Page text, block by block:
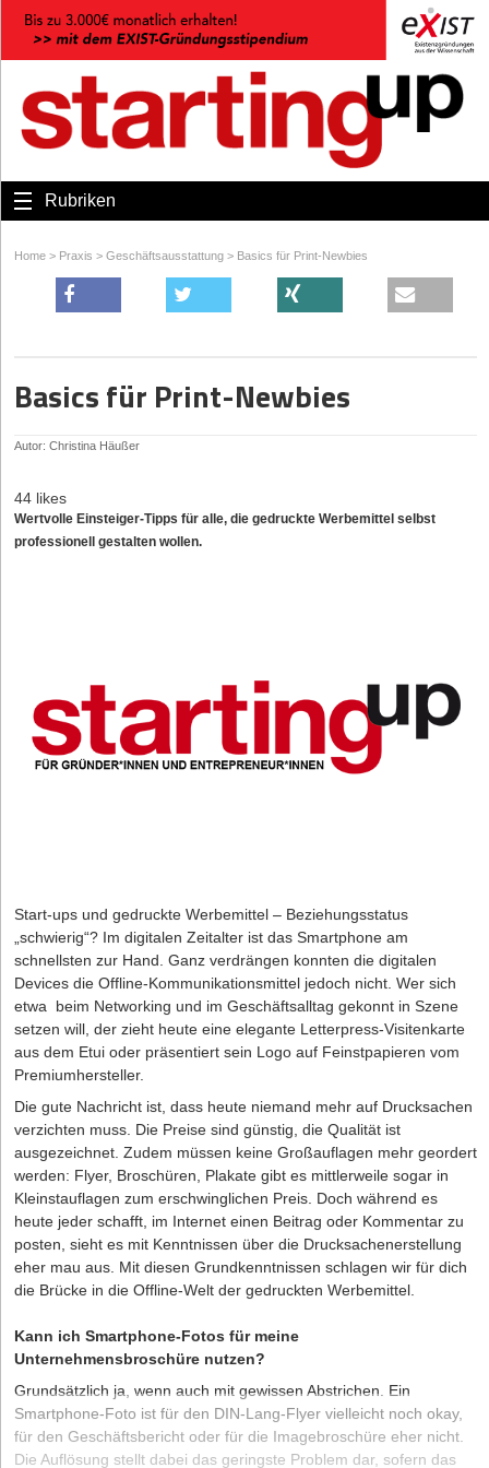
Rubriken
Home > Praxis > Geschäftsausstattung > Basics für Print-Newbies
Basics für Print-Newbies
Autor: Christina Häußer
44 likes
Wertvolle Einsteiger-Tipps für alle, die gedruckte Werbemittel selbst
professionell gestalten wollen.
Start-ups und gedruckte Werbemittel – Beziehungsstatus
„schwierig“? Im digitalen Zeitalter ist das Smartphone am
schnellsten zur Hand. Ganz verdrängen konnten die digitalen
Devices die Offline-Kommunikationsmittel jedoch nicht. Wer sich
etwa beim Networking und im Geschäftsalltag gekonnt in Szene
setzen will, der zieht heute eine elegante Letterpress-­Visitenkarte
aus dem Etui oder präsentiert sein Logo auf Feinstpapieren vom
Premiumhersteller.
Die gute Nachricht ist, dass heute niemand mehr auf Drucksachen
verzichten muss. Die Preise sind günstig, die Qualität ist
ausgezeichnet. Zudem müssen keine Großauflagen mehr geordert
werden: Flyer, Broschüren, Plakate gibt es mittlerweile sogar in
Kleinstauflagen zum erschwinglichen Preis. Doch während es
heute jeder schafft, im Internet einen Beitrag oder Kommentar zu
posten, sieht es mit Kenntnissen über die Drucksachenerstellung
eher mau aus. Mit diesen Grundkenntnissen schlagen wir für dich
die Brücke in die Offline-Welt der gedruckten Werbemittel.
Kann ich Smartphone-Fotos für meine
Unternehmensbroschüre nutzen?
Grundsätzlich ja, wenn auch mit gewissen Abstrichen. Ein
Smartphone-Foto ist für den DIN-Lang-Flyer vielleicht noch okay,
für den Geschäftsbericht oder für die Imagebroschüre eher nicht.
Die Auflösung stellt dabei das geringste Problem dar, sofern das